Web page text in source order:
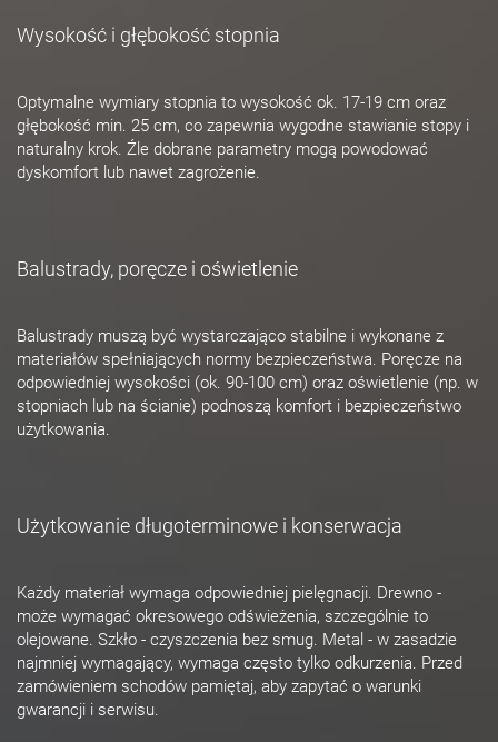
Wysokość i głębokość stopnia
Optymalne wymiary stopnia to wysokość ok. 17-19 cm oraz
głębokość min. 25 cm, co zapewnia wygodne stawianie stopy i
naturalny krok. Źle dobrane parametry mogą powodować
dyskomfort lub nawet zagrożenie.
Balustrady, poręcze i oświetlenie
Balustrady muszą być wystarczająco stabilne i wykonane z
materiałów spełniających normy bezpieczeństwa. Poręcze na
odpowiedniej wysokości (ok. 90-100 cm) oraz oświetlenie (np. w
stopniach lub na ścianie) podnoszą komfort i bezpieczeństwo
użytkowania.
Użytkowanie długoterminowe i konserwacja
Każdy materiał wymaga odpowiedniej pielęgnacji. Drewno -
może wymagać okresowego odświeżenia, szczególnie to
olejowane. Szkło - czyszczenia bez smug. Metal - w zasadzie
najmniej wymagający, wymaga często tylko odkurzenia. Przed
zamówieniem schodów pamiętaj, aby zapytać o warunki
gwarancji i serwisu.